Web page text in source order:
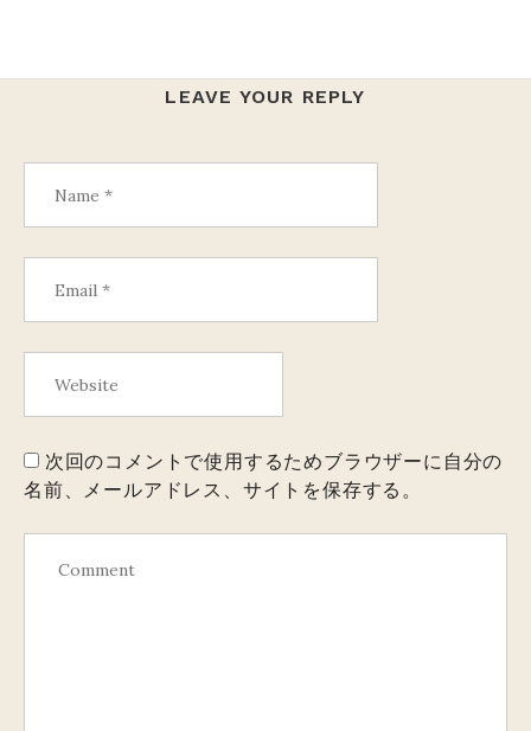
ン
LEAVE YOUR REPLY
次回のコメントで使用するためブラウザーに自分の
名前、メールアドレス、サイトを保存する。